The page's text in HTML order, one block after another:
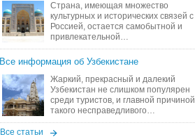
Страна, имеющая множество
культурных и исторических связей с
Россией, остается самобытной и
привлекательной…
Все информация об Узбекистане
Жаркий, прекрасный и далекий
Узбекистан не слишком популярен
среди туристов, и главной причиной
такого несправедливого…
Все статьи